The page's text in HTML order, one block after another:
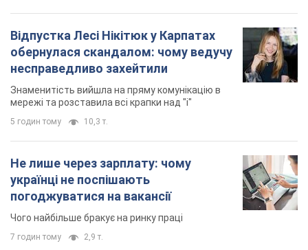
Відпустка Лесі Нікітюк у Карпатах
обернулася скандалом: чому ведучу
несправедливо захейтили
Знаменитість вийшла на пряму комунікацію в
мережі та розставила всі крапки над "і"
5 годин тому 10,3 т.
Не лише через зарплату: чому
українці не поспішають
погоджуватися на вакансії
Чого найбільше бракує на ринку праці
7 годин тому 2,9 т.